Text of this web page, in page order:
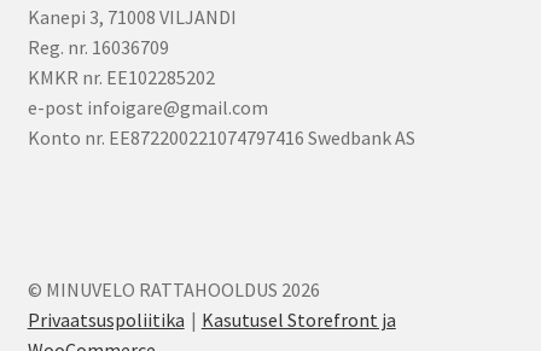
Kanepi 3, 71008 VILJANDI
Reg. nr. 16036709
KMKR nr. EE102285202
e-post infoigare@gmail.com
Konto nr. EE872200221074797416 Swedbank AS
© MINUVELO RATTAHOOLDUS 2026
Privaatsuspoliitika
Kasutusel Storefront ja